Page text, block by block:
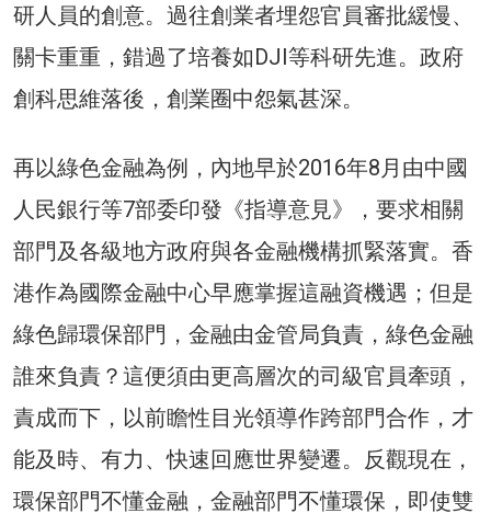
研人員的創意。過往創業者埋怨官員審批緩慢、
關卡重重，錯過了培養如DJI等科研先進。政府
創科思維落後，創業圈中怨氣甚深。
再以綠色金融為例，內地早於2016年8月由中國
人民銀行等7部委印發《指導意見》，要求相關
部門及各級地方政府與各金融機構抓緊落實。香
港作為國際金融中心早應掌握這融資機遇；但是
綠色歸環保部門，金融由金管局負責，綠色金融
誰來負責？這便須由更高層次的司級官員牽頭，
責成而下，以前瞻性目光領導作跨部門合作，才
能及時、有力、快速回應世界變遷。反觀現在，
環保部門不懂金融，金融部門不懂環保，即使雙